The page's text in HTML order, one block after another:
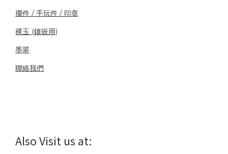
擺件 / 手玩件 / 印章
裸玉 (鑲嵌用)
墨翠
聯絡我們
Also Visit us at: